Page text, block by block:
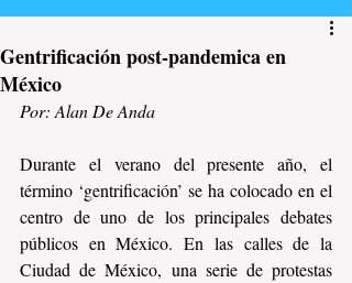
Gentrificación post-pandemica en
México
Por: Alan De Anda
Durante el verano del presente año, el
término ‘gentrificación’ se ha colocado en el
centro de uno de los principales debates
públicos en México. En las calles de la
Ciudad de México, una serie de protestas